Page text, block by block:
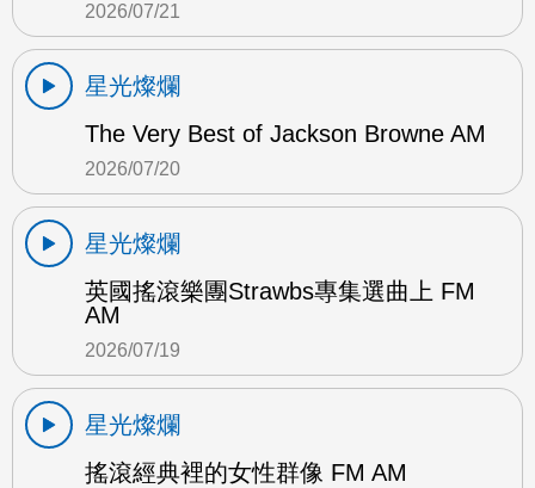
2026/07/21
星光燦爛
The Very Best of Jackson Browne AM
2026/07/20
星光燦爛
英國搖滾樂團Strawbs專集選曲上 FM
AM
2026/07/19
星光燦爛
搖滾經典裡的女性群像 FM AM